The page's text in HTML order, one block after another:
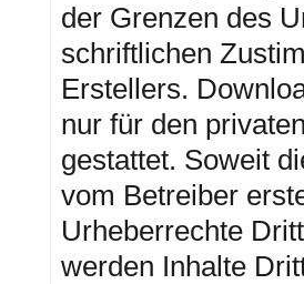
der Grenzen des
schriftlichen
Erstellers.
nur für den
gestattet. Soweit
vom Betreiber
Urheberrechte
werden Inhalte